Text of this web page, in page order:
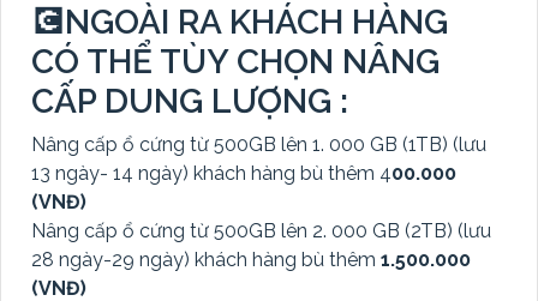
💽NGOÀI RA KHÁCH HÀNG
CÓ THỂ TÙY CHỌN NÂNG
CẤP DUNG LƯỢNG :
Nâng cấp ổ cứng từ 500GB lên 1. 000 GB (1TB) (lưu
13 ngày- 14 ngày) khách hàng bù thêm 400.000
(VNĐ)
Nâng cấp ổ cứng từ 500GB lên 2. 000 GB (2TB) (lưu
28 ngày-29 ngày) khách hàng bù thêm 1.500.000
(VNĐ)